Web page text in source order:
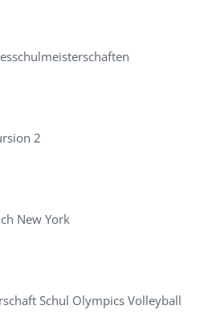
2
New York
Schul Olympics Volleyball